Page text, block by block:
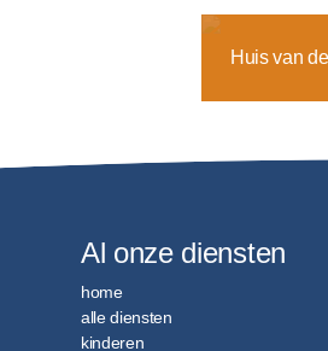
Huis van
Al onze diensten
home
alle diensten
kinderen